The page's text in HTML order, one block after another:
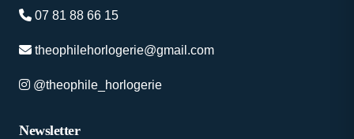
07 81 88 66 15
theophilehorlogerie@gmail.com
@theophile_horlogerie
Newsletter